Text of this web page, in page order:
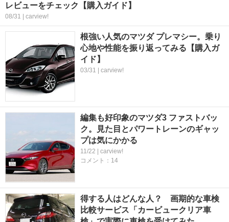
レビューをチェック【購入ガイド】
08/31 | carview!
根強い人気のマツダ プレマシー。乗り
心地や性能を振り返ってみる【購入ガ
イド】
03/31 | carview!
編集も好印象のマツダ3 ファストバッ
ク。見た目とパワートレーンのギャッ
プは気にかかる
11/22 | carview!
コメント：14
得する人はどんな人？ 画期的な車検
比較サービス「カービュークリア車